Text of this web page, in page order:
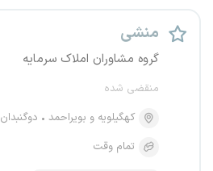
منشی
گروه مشاوران املاک سرمایه
منقضی شده
کهگیلویه و بویراحمد
دوگنبدان
تمام وقت